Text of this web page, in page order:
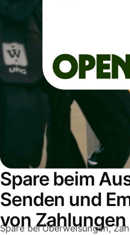
Spare beim
Senden und
von Zahlungen
Spare bei Überweisungen,